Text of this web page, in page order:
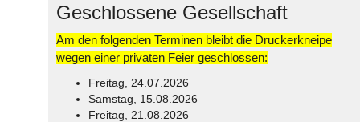
Geschlossene Gesellschaft
Am den folgenden Terminen bleibt die Druckerkneipe
wegen einer privaten Feier geschlossen:
Freitag, 24.07.2026
Samstag, 15.08.2026
Freitag, 21.08.2026